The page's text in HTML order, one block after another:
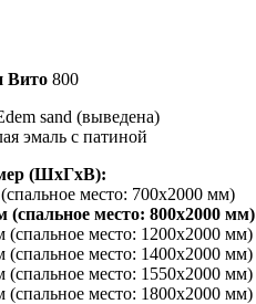
Вито 800
sand (выведена)
эмаль с патиной
(ШхГхВ):
место: 700x2000 мм)
(спальное место: 800x2000 мм)
(спальное место: 1200x2000 мм)
(спальное место: 1400x2000 мм)
(спальное место: 1550x2000 мм)
(спальное место: 1800x2000 мм)